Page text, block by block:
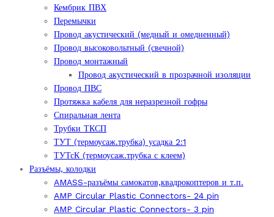
Кембрик ПВХ
Перемычки
Провод акустический (медный и омедненный)
Провод высоковольтный (свечной)
Провод монтажный
Провод акустический в прозрачной изоляции
Провод ПВС
Протяжка кабеля для неразрезной гофры
Спиральная лента
Трубки ТКСП
ТУТ (термоусаж.трубка) усадка 2:1
ТУТсК (термоусаж.трубка с клеем)
Разъёмы, колодки
AMASS-разъёмы самокатов,квадрокоптеров и т.п.
AMP Circular Plastic Connectors- 24 pin
AMP Circular Plastic Connectors- 3 pin